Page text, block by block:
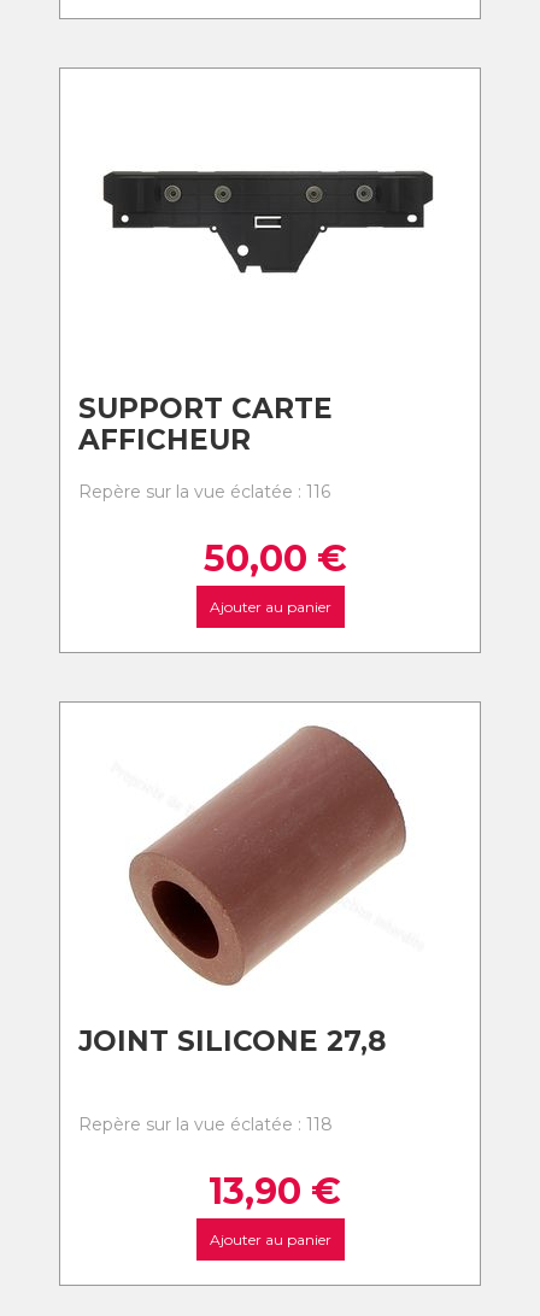
SUPPORT CARTE
AFFICHEUR
Repère sur la vue éclatée : 116
50,00 €
Ajouter au panier
JOINT SILICONE 27,8
Repère sur la vue éclatée : 118
13,90 €
Ajouter au panier